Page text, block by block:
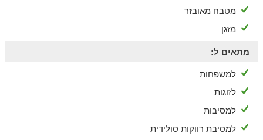
מטבח מאובזר
מזגן
מתאים ל:
למשפחות
לזוגות
למסיבות
למסיבת רווקות סולידית